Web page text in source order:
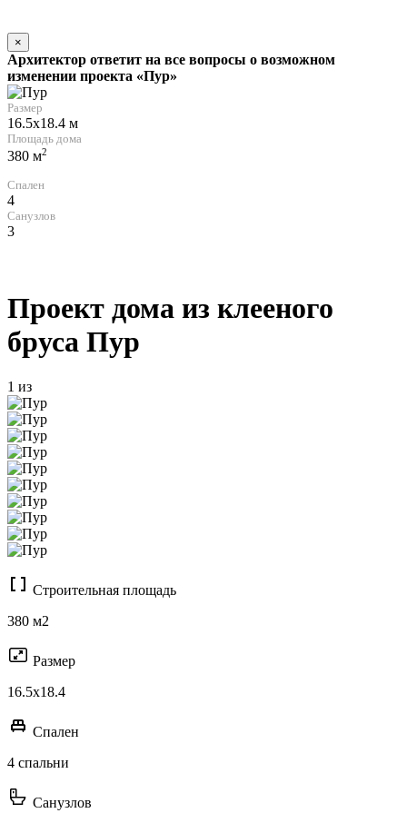
×
Архитектор ответит на все вопросы о возможном
изменении проекта «Пур»
Размер
16.5x18.4 м
Площадь дома
380 м2
Спален
4
Санузлов
3
Проект дома из клееного
бруса Пур
1 из
Строительная площадь
380 м2
Размер
16.5x18.4
Спален
4 спальни
Санузлов